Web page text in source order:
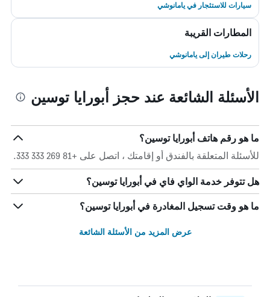
سيارات للاستئجار في يامانوشي
المطارات القريبة
رحلات طيران إلى يامانوشي
الأسئلة الشائعة عند حجز أبورايا توسين
ما هو رقم هاتف أبورايا توسين؟
للأسئلة المتعلقة بالفندق أو إقامتك ، اتصل على +81 269 333 333.
هل تتوفر خدمة الواي فاي في أبورايا توسين؟
ما هو وقت تسجيل المغادرة في أبورايا توسين؟
عرض المزيد من الأسئلة الشائعة